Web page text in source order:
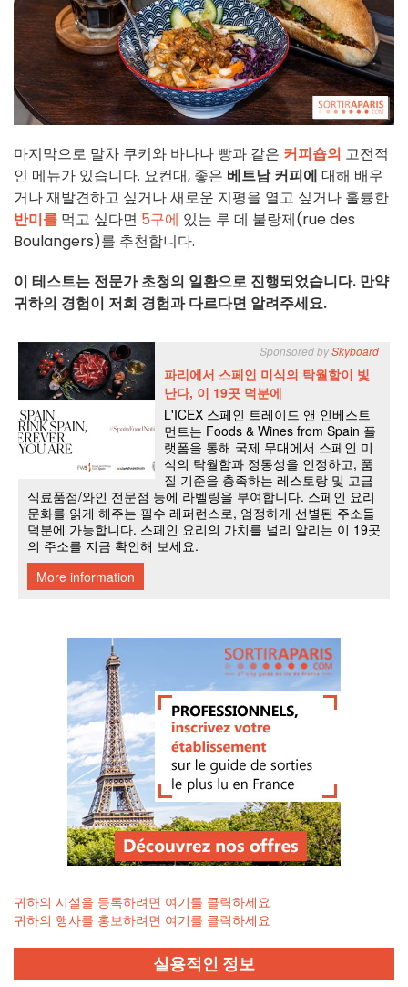
마지막으로 말차 쿠키와 바나나 빵과 같은 커피숍의 고전적
인 메뉴가 있습니다. 요컨대, 좋은 베트남 커피에 대해 배우
거나 재발견하고 싶거나 새로운 지평을 열고 싶거나 훌륭한
반미를 먹고 싶다면 5구에 있는 루 데 불랑제(rue des
Boulangers)를 추천합니다.
이 테스트는 전문가 초청의 일환으로 진행되었습니다. 만약
귀하의 경험이 저희 경험과 다르다면 알려주세요.
귀하의 시설을 등록하려면 여기를 클릭하세요
귀하의 행사를 홍보하려면 여기를 클릭하세요
실용적인 정보